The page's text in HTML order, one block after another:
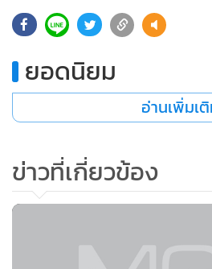
ปัจจุบัน แม้จะหลุดจากเก้าอี้เลขาธิกา
ข่าวว่า ยังมั่นใจว่าตัวเองได้อยู่ในเก้า
อีกทั้งทางด้านพลังภายในช่วงนี้ ได้ "ม
ประชารัฐ ส.ส.กทม.มาเป็นฐานให้ รว
นอกจากนี้ ร.อ.ธรรมนัส พรหมเผ่า รัฐ
ยอดนิยม
อ่านเพิ่มเ
ข่าวที่เกี่ยวข้อง